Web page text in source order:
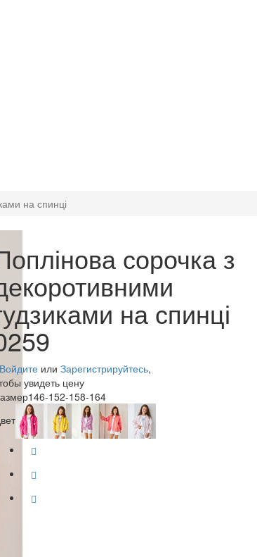
на спинці
сорочка з
на спинці
Войдитеили Зарегистрируйтесь,
увидеть цену
146-152-158-164